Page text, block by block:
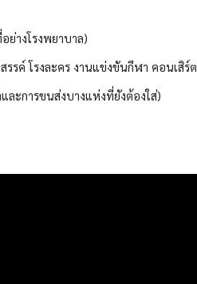
ย่างโรงพยาบาล)
รค์ โรงละคร งานแข่งขันกีฬา คอนเสิร์ต
ละการขนส่งบางแห่งที่ยังต้องใส่)